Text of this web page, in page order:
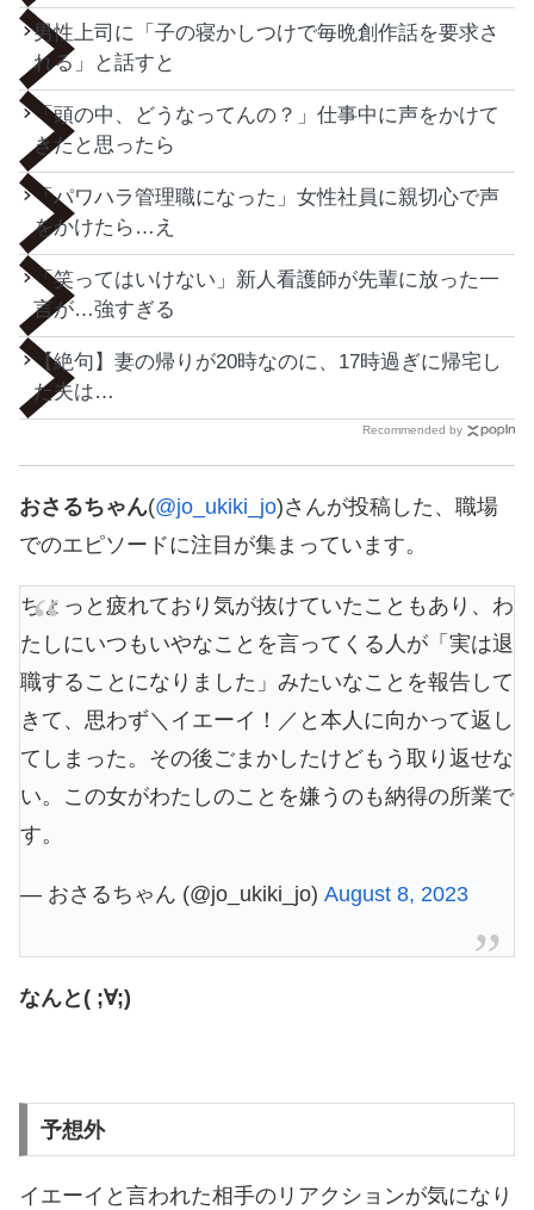
男性上司に「子の寝かしつけで毎晩創作話を要求さ
れる」と話すと
「頭の中、どうなってんの？」仕事中に声をかけて
きたと思ったら
「パワハラ管理職になった」女性社員に親切心で声
をかけたら…え
「笑ってはいけない」新人看護師が先輩に放った一
言が…強すぎる
【絶句】妻の帰りが20時なのに、17時過ぎに帰宅し
た夫は…
Recommended by
おさるちゃん(@jo_ukiki_jo)さんが投稿した、職場
でのエピソードに注目が集まっています。
ちょっと疲れており気が抜けていたこともあり、わ
たしにいつもいやなことを言ってくる人が「実は退
職することになりました」みたいなことを報告して
きて、思わず＼イエーイ！／と本人に向かって返し
てしまった。その後ごまかしたけどもう取り返せな
い。この女がわたしのことを嫌うのも納得の所業で
す。
— おさるちゃん (@jo_ukiki_jo) August 8, 2023
なんと( ;∀;)
予想外
イエーイと言われた相手のリアクションが気になり